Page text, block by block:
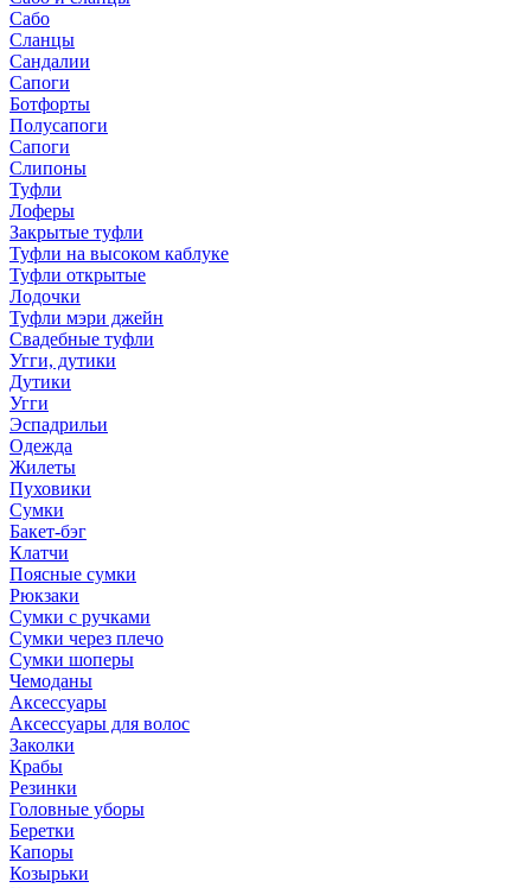
Сабо
Сланцы
Сандалии
Сапоги
Ботфорты
Полусапоги
Сапоги
Слипоны
Туфли
Лоферы
Закрытые туфли
Туфли на высоком каблуке
Туфли открытые
Лодочки
Туфли мэри джейн
Свадебные туфли
Угги, дутики
Дутики
Угги
Эспадрильи
Одежда
Жилеты
Пуховики
Сумки
Бакет-бэг
Клатчи
Поясные сумки
Рюкзаки
Сумки с ручками
Сумки через плечо
Сумки шоперы
Чемоданы
Аксессуары
Аксессуары для волос
Заколки
Крабы
Резинки
Головные уборы
Беретки
Капоры
Козырьки